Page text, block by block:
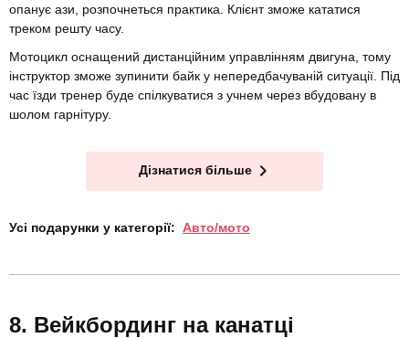
опанує ази, розпочнеться практика. Клієнт зможе кататися
треком решту часу.
Мотоцикл оснащений дистанційним управлінням двигуна, тому
інструктор зможе зупинити байк у непередбачуваній ситуації. Під
час їзди тренер буде спілкуватися з учнем через вбудовану в
шолом гарнітуру.
Дізнатися більше
Усі подарунки у категорії: Авто/мото
Вейкбординг на канатці